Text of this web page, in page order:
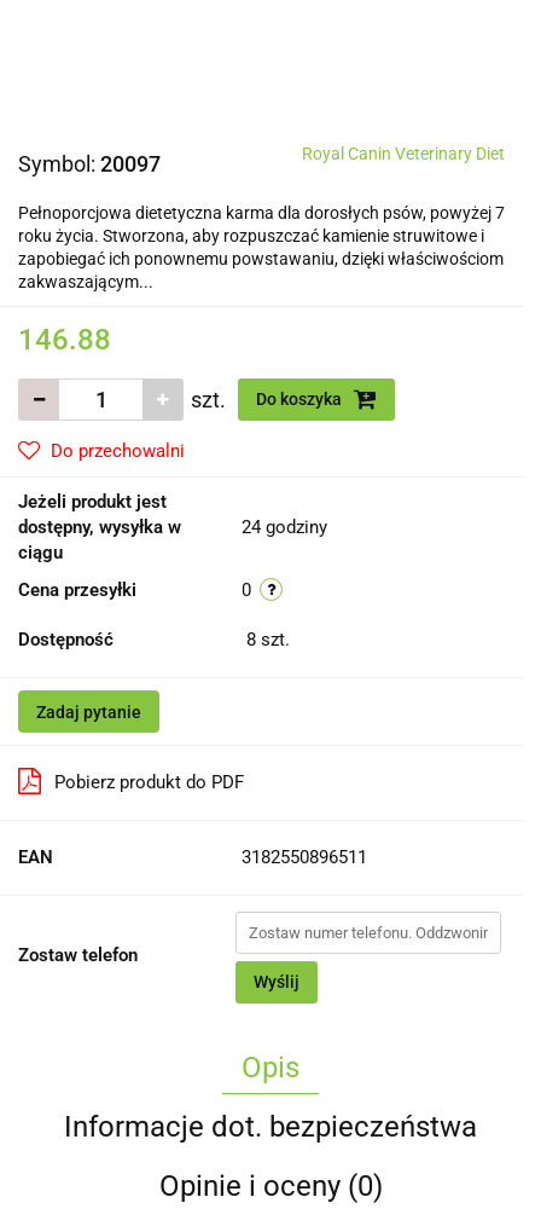
Symbol: 20097 Royal Canin Veterinary Diet
Pełnoporcjowa dietetyczna karma dla dorosłych psów, powyżej 7
roku życia. Stworzona, aby rozpuszczać kamienie struwitowe i
zapobiegać ich ponownemu powstawaniu, dzięki właściwościom
zakwaszającym...
146.88
szt. Do koszyka
Do przechowalni
Jeżeli produkt jest
dostępny, wysyłka w
ciągu
24 godziny
Cena przesyłki 0
Dostępność 8 szt.
Zadaj pytanie
Pobierz produkt do PDF
EAN 3182550896511
Zostaw telefon
Wyślij
Opis
Informacje dot. bezpieczeństwa
Opinie i oceny (0)